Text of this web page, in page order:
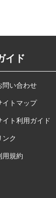
イド
問い合わせ
イトマップ
イト利用ガイド
ンク
用規約